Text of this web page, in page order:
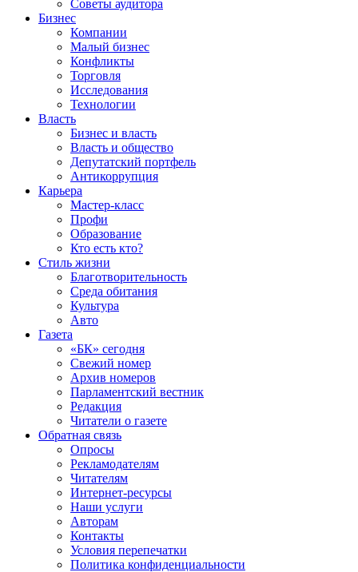
Советы аудитора
Бизнес
Компании
Малый бизнес
Конфликты
Торговля
Исследования
Технологии
Власть
Бизнес и власть
Власть и общество
Депутатский портфель
Антикоррупция
Карьера
Мастер-класс
Профи
Образование
Кто есть кто?
Стиль жизни
Благотворительность
Среда обитания
Культура
Авто
Газета
«БК» сегодня
Свежий номер
Архив номеров
Парламентский вестник
Редакция
Читатели о газете
Обратная связь
Опросы
Рекламодателям
Читателям
Интернет-ресурсы
Наши услуги
Авторам
Контакты
Условия перепечатки
Политика конфиденциальности